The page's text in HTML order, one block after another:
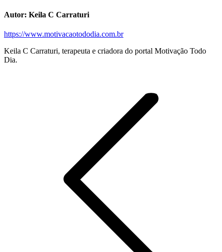
Autor: Keila C Carraturi
https://www.motivacaotododia.com.br
Keila C Carraturi, terapeuta e criadora do portal Motivação Todo
Dia.